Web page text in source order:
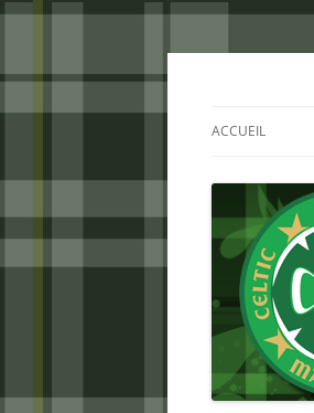
Aller
ACCUEIL